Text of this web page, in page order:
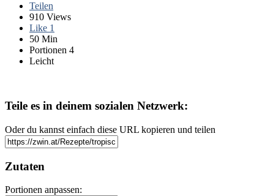
Teilen
910 Views
Like 1
50 Min
Portionen 4
Leicht
Teile es in deinem sozialen Netzwerk:
Oder du kannst einfach diese URL kopieren und teilen
Zutaten
Portionen anpassen: